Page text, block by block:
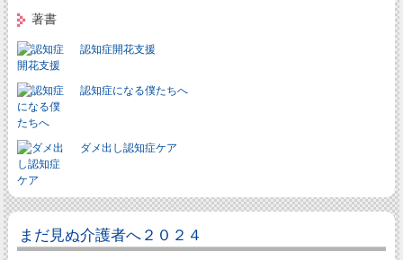
著書
認知症開花支援
認知症になる僕たちへ
ダメ出し認知症ケア
まだ見ぬ介護者へ２０２４